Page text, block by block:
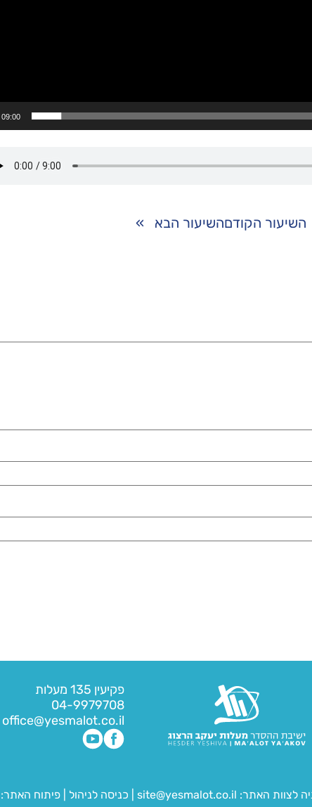
09:00
השיעור הקודםהשיעור הבא »
פקיעין 135 מעלות
04-9979708
office@yesmalot.co.il
לצוות האתר: site@yesmalot.co.il כניסה לניהול פיתוח האתר: